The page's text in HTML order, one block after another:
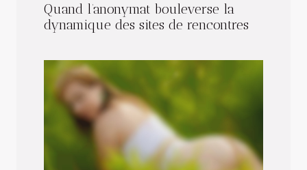
Quand l’anonymat bouleverse la
dynamique des sites de rencontres